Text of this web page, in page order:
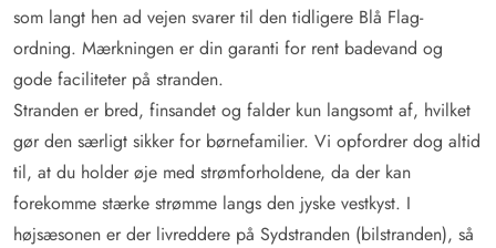
som langt hen ad vejen svarer til den tidligere Blå Flag-
ordning. Mærkningen er din garanti for rent badevand og
gode faciliteter på stranden.
Stranden er bred, finsandet og falder kun langsomt af, hvilket
gør den særligt sikker for børnefamilier. Vi opfordrer dog altid
til, at du holder øje med strømforholdene, da der kan
forekomme stærke strømme langs den jyske vestkyst. I
højsæsonen er der livreddere på Sydstranden (bilstranden), så